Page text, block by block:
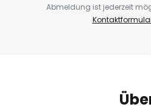
Abmeldung ist jederzeit